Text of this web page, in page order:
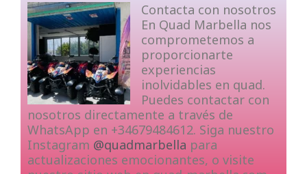
Contacta con nosotros
En Quad Marbella nos
comprometemos a
proporcionarte
experiencias
inolvidables en quad.
Puedes contactar con
nosotros directamente a través de
WhatsApp en +34679484612. Siga nuestro
Instagram @quadmarbella para
actualizaciones emocionantes, o visite